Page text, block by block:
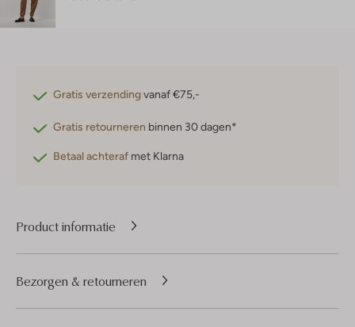
Gratis verzendingvanaf €75,-
Gratis retourneren binnen 30 dagen*
Betaal achteraf met Klarna
Product informatie
Bezorgen & retourneren